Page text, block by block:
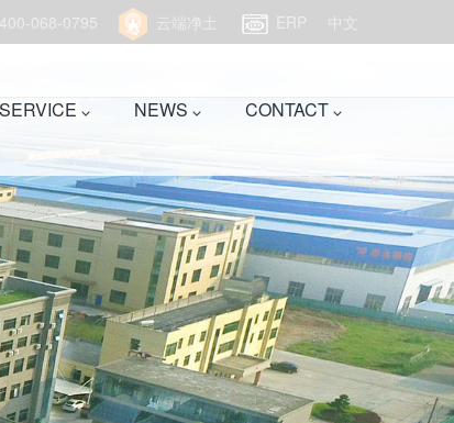
068-0795 云端净土 ERP 中文
SERVICE NEWS CONTACT